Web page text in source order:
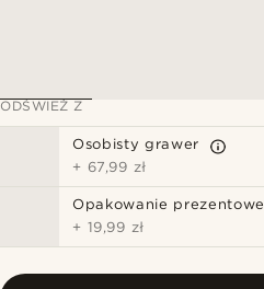
ODŚWIEŻ Z
Osobisty grawer
+ 67,99 zł
Opakowanie prezentowe
+ 19,99 zł